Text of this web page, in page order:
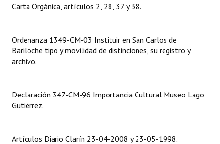
Reglamento Interno
Organigrama
Informes de Gestión
Dictámenes Asesoría Letrada
Carta Orgánica, artículos 2, 28, 37 y 38.
Ordenanza 1349-CM-03 Instituir en San Carlos de
Bariloche tipo y movilidad de distinciones, su registro y
archivo.
Declaración 347-CM-96 Importancia Cultural Museo Lago
Gutiérrez.
Artículos Diario Clarín 23-04-2008 y 23-05-1998.